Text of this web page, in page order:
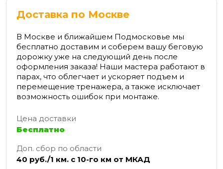
Доставка по Москве
В Москве и ближайшем Подмосковье мы
бесплатно доставим и соберем вашу беговую
дорожку уже на следующий день после
оформления заказа! Наши мастера работают в
парах, что облегчает и ускоряет подъем и
перемещение тренажера, а также исключает
возможность ошибок при монтаже.
Цена доставки
Бесплатно
Доп. сбор по области
40 руб./1 км. с 10-го км от МКАД